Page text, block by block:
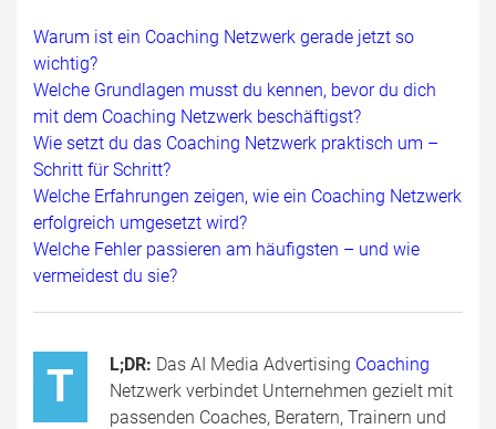
Warum ist ein Coaching Netzwerk gerade jetzt so
wichtig?
Welche Grundlagen musst du kennen, bevor du dich
mit dem Coaching Netzwerk beschäftigst?
Wie setzt du das Coaching Netzwerk praktisch um –
Schritt für Schritt?
Welche Erfahrungen zeigen, wie ein Coaching Netzwerk
erfolgreich umgesetzt wird?
Welche Fehler passieren am häufigsten – und wie
vermeidest du sie?
T L;DR: Das AI Media Advertising Coaching
Netzwerk verbindet Unternehmen gezielt mit
passenden Coaches, Beratern, Trainern und